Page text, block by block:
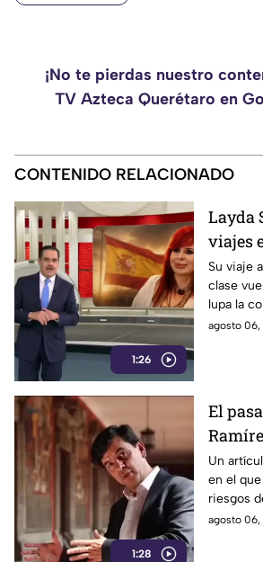
¡No te pierdas nuestro
TV Azteca Querétaro en
CONTENIDO RELACIONADO
1:26
Layda
viajes
que
sobre
Su viaje
clase
lupa la
discurso
agosto 06,
1:28
El
el
Un
en el
riesgos
y la
agosto 06,